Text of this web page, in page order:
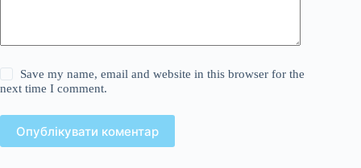
Save my name, email and website in this browser for the
next time I comment.
Опублікувати коментар